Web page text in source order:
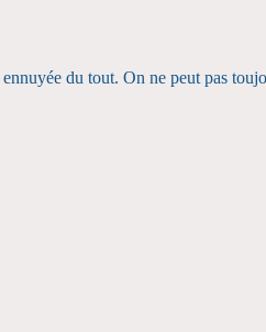
du tout. On ne peut pas